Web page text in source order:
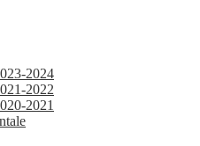
2024
2022
2021